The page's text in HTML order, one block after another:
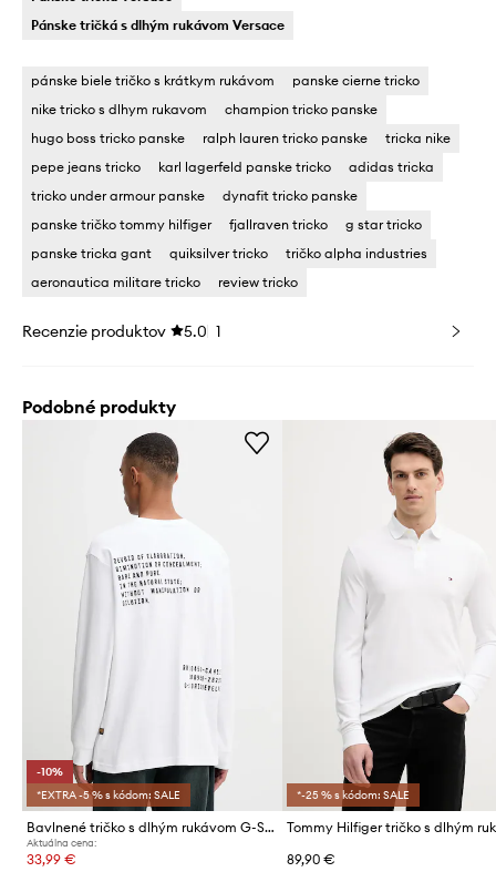
Pánske tričká s dlhým rukávom Versace
pánske biele tričko s krátkym rukávom
panske cierne tricko
nike tricko s dlhym rukavom
champion tricko panske
hugo boss tricko panske
ralph lauren tricko panske
tricka nike
pepe jeans tricko
karl lagerfeld panske tricko
adidas tricka
tricko under armour panske
dynafit tricko panske
panske tričko tommy hilfiger
fjallraven tricko
g star tricko
panske tricka gant
quiksilver tricko
tričko alpha industries
aeronautica militare tricko
review tricko
Recenzie produktov 5.0 1
Podobné produkty
-10%
*EXTRA -5 % s kódom: SALE
Bavlnené tričko s dlhým rukávom G-Star Back embro
Aktuálna cena:
33,99 €
*-25 % s kódom: SALE
89,90 €